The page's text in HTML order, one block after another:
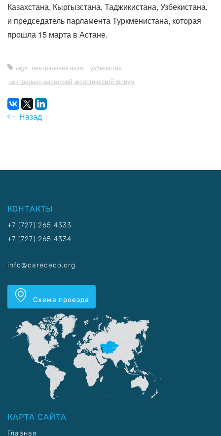
Казахстана, Кыргызстана, Таджикистана, Узбекистана,
и председатель парламента Туркменистана, которая
прошла 15 марта в Астане.
Tags: центральная азия
узбекистан
центрально-азиатский экологический форум
Назад
КОНТАКТЫ
+7 (727) 265 4333
+7 (727) 265 4334
info@carececo.org
Схема проезда
КАРТА САЙТА
Главная